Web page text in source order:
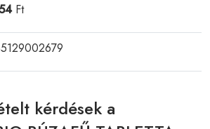
Ft
kérdések a